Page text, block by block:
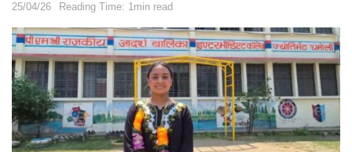
25/04/26 Reading Time: 1min read